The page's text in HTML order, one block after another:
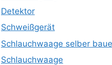
Detektor
Schweißgerät
Schlauchwaage selber
Schlauchwaage